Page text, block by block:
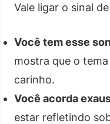
Vale ligar o sinal
Você tem esse
mostra que o
carinho.
Você acorda
estar refletindo